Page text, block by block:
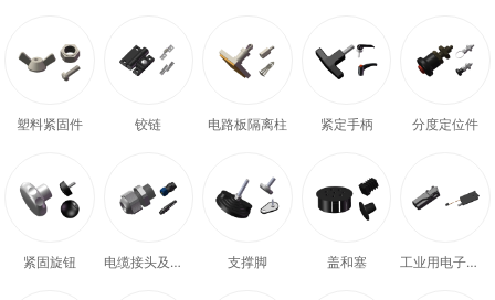
塑料紧固件 铰链 电路板隔离柱 紧定手柄 分度定位件
紧固旋钮 电缆接头及配件 支撑脚 盖和塞 工业用电子式门锁